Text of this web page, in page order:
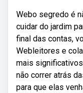
Webo segredo é
cuidar do jardim
final das contas,
Webleitores e
mais
não correr atrás
para que elas